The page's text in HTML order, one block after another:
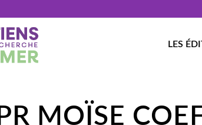
LES
PR MOÏSE